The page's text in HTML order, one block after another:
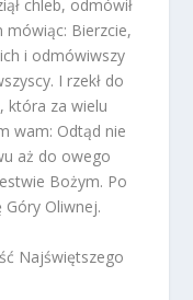
chleb, odmówił
mówiąc: Bierzcie,
i odmówiwszy
I rzekł do
która za wielu
wam: Odtąd nie
aż do owego
Bożym. Po
Oliwnej.
Najświętszego